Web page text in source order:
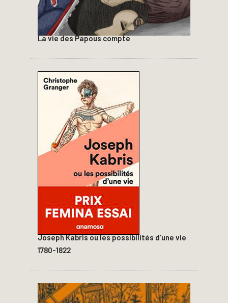
La vie des Papous compte
Joseph Kabris ou les possibilités d’une vie
1780-1822